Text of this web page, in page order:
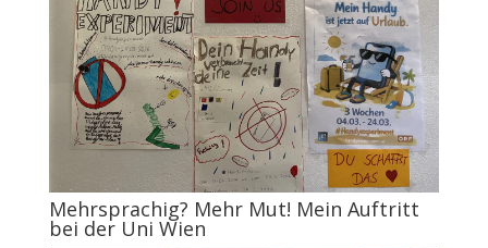
Mehrsprachig? Mehr Mut! Mein Auftritt
bei der Uni Wien